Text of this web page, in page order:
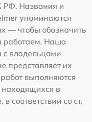
РФ. Названия и
упоминаются
— чтобы обозначить
работаем. Наша
владельцами
представляет их
выполняются
находящихся в
соответствии со ст.